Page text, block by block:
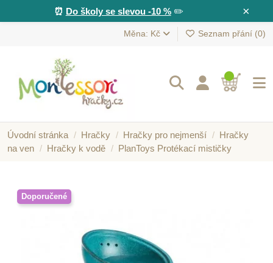
×
⏰ Do školy se slevou -10 %✏️
Měna: Kč Seznam přání (0)
Úvodní stránka Hračky Hračky pro nejmenší
Hračky
na ven
Hračky k vodě PlanToys Protékací mističky
Doporučené